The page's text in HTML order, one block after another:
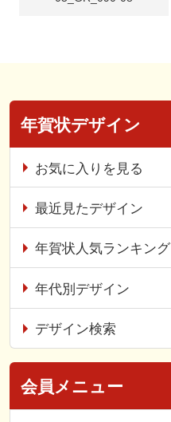
年賀状デザイン
お気に入りを見る
最近見たデザイン
年賀状人気ランキング
年代別デザイン
デザイン検索
会員メニュー